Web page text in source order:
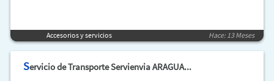
Accesorios y servicios Hace: 13 Meses
Servicio de Transporte Servienvia ARAGUA...